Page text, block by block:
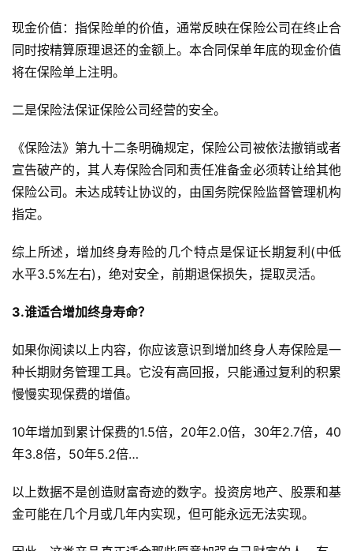
现金价值：指保险单的价值，通常反映在保险公司在终止合
同时按精算原理退还的金额上。本合同保单年底的现金价值
将在保险单上注明。
二是保险法保证保险公司经营的安全。
《保险法》第九十二条明确规定，保险公司被依法撤销或者
宣告破产的，其人寿保险合同和责任准备金必须转让给其他
保险公司。未达成转让协议的，由国务院保险监督管理机构
指定。
综上所述，增加终身寿险的几个特点是保证长期复利(中低
水平3.5%左右)，绝对安全，前期退保损失，提取灵活。
3.谁适合增加终身寿命？
如果你阅读以上内容，你应该意识到增加终身人寿保险是一
种长期财务管理工具。它没有高回报，只能通过复利的积累
慢慢实现保费的增值。
10年增加到累计保费的1.5倍，20年2.0倍，30年2.7倍，40
年3.8倍，50年5.2倍…
以上数据不是创造财富奇迹的数字。投资房地产、股票和基
金可能在几个月或几年内实现，但可能永远无法实现。